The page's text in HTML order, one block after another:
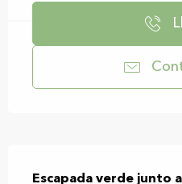
Escapada verde junto